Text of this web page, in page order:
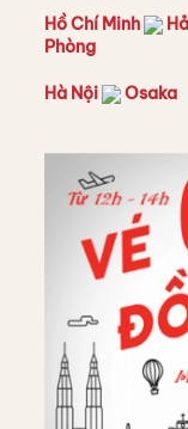
Hồ Chí Minh
Phòng
Hà Nội Osaka